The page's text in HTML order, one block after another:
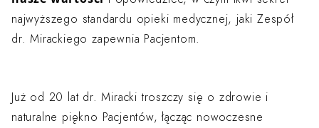
najwyższego standardu opieki medycznej, jaki Zespół
dr. Mirackiego zapewnia Pacjentom.
Już od 20 lat dr. Miracki troszczy się o zdrowie i
naturalne piękno Pacjentów, łącząc nowoczesne